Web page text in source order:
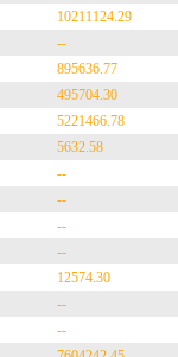
10211124.29
--
895636.77
495704.30
5221466.78
5632.58
--
--
--
--
12574.30
--
--